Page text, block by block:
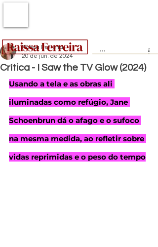
Crítica - I Saw the TV Glow (2024)
Raissa Ferreira
20 de jun. de 2024
Usando a tela e as obras ali
iluminadas como refúgio, Jane
Schoenbrun dá o afago e o sufoco
na mesma medida, ao refletir sobre
vidas reprimidas e o peso do tempo